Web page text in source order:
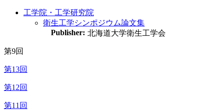
工学院・工学研究院
衛生工学シンポジウム論文集
Publisher: 北海道大学衛生工学会
第9回
第13回
第12回
第11回